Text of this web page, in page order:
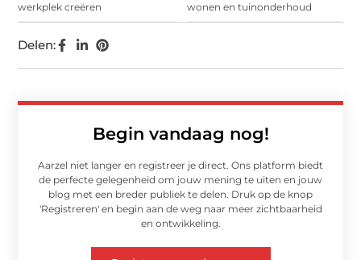
werkplek creëren
wonen en tuinonderhoud
Begin vandaag nog!
Aarzel niet langer en registreer je direct. Ons platform biedt
de perfecte gelegenheid om jouw mening te uiten en jouw
blog met een breder publiek te delen. Druk op de knop
'Registreren' en begin aan de weg naar meer zichtbaarheid
en ontwikkeling.
Delen: